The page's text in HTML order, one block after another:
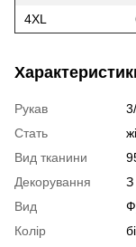
4XL
Рукав
Стать
Вид тканини
Декорування
З
Вид
Колір